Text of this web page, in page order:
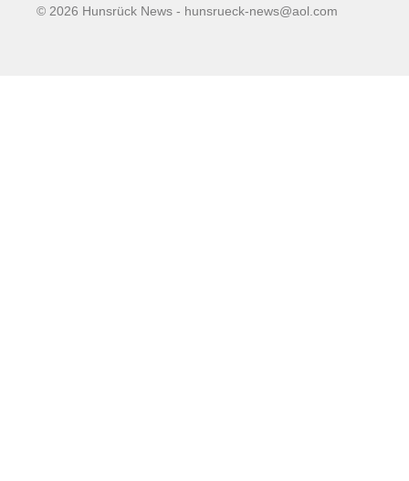
© 2026 Hunsrück News - hunsrueck-news@aol.com